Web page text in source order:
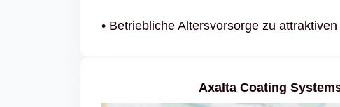
• Betriebliche Altersvorsorge zu
Axalta Coating